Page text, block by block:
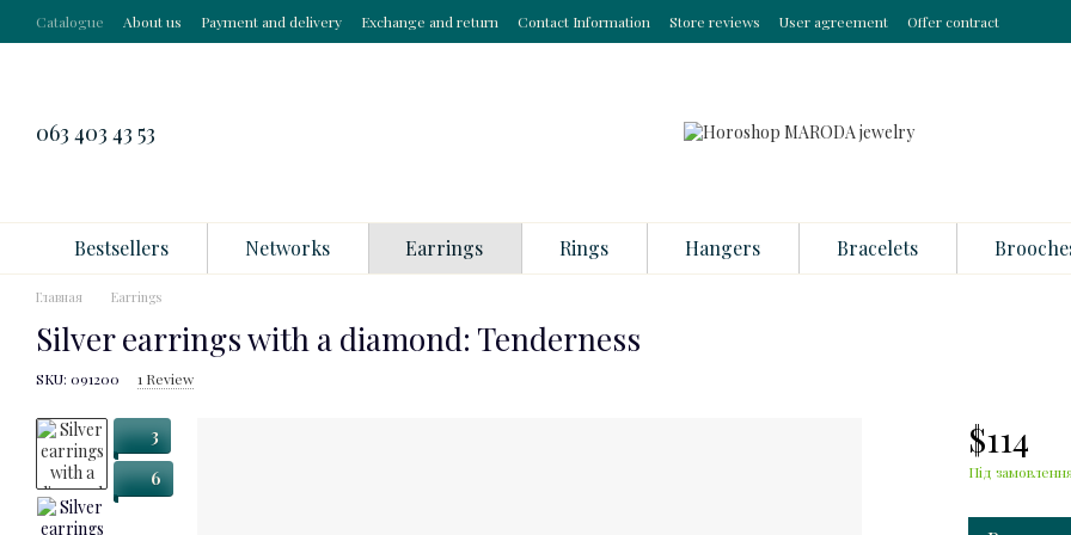
Skip to main content
Catalogue About us Payment and delivery Exchange and return Contact Information Store reviews User agreement Offer contract
063 403 43 53
Bestsellers Networks Earrings Rings Hangers Bracelets
Главная Earrings
Silver earrings with a diamond: Tenderness
SKU: 091200 1 Review
3
6
$114
Під